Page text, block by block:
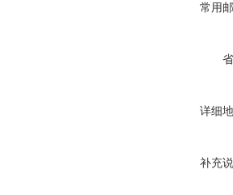
常用
详细
补充